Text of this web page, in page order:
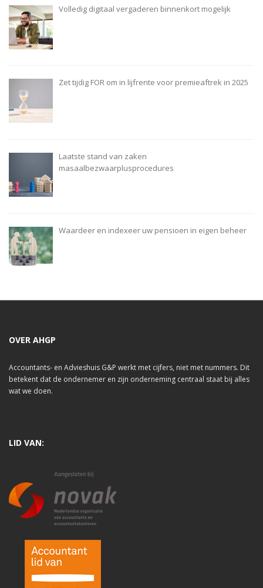
Volledig digitaal vergaderen binnenkort mogelijk
Zet tijdig FOR om in lijfrente voor premieaftrek in 2025
Laatste stand van zaken
masaalbezwaarplusprocedures
Waardeer en indexeer uw pensioen in eigen beheer
OVER AHGP
Accountants- en Advieshuis G&P werkt met cijfers, niet met nummers. Dit
betekent dat de ondernemer en zijn onderneming centraal staat bij alles
wat we doen.
LID VAN: